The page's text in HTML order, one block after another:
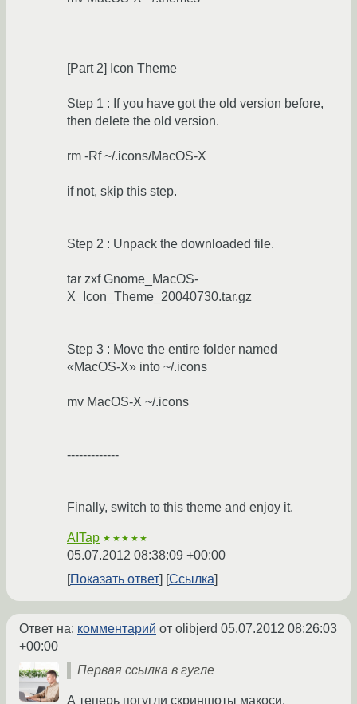
[Part 2] Icon Theme
Step 1 : If you have got the old version before,
then delete the old version.
rm -Rf ~/.icons/MacOS-X
if not, skip this step.
Step 2 : Unpack the downloaded file.
tar zxf Gnome_MacOS-
X_Icon_Theme_20040730.tar.gz
Step 3 : Move the entire folder named
«MacOS-X» into ~/.icons
mv MacOS-X ~/.icons
-------------
Finally, switch to this theme and enjoy it.
AITap ★★★★★
05.07.2012 08:38:09 +00:00
Показать ответ
Ссылка
Ответ на: комментарий от olibjerd 05.07.2012 08:26:03
+00:00
Первая ссылка в гугле
А теперь погугли скриншоты макоси.